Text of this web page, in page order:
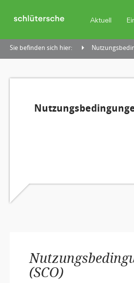
Aktuell
Sie befinden sich hier:
(SCO)